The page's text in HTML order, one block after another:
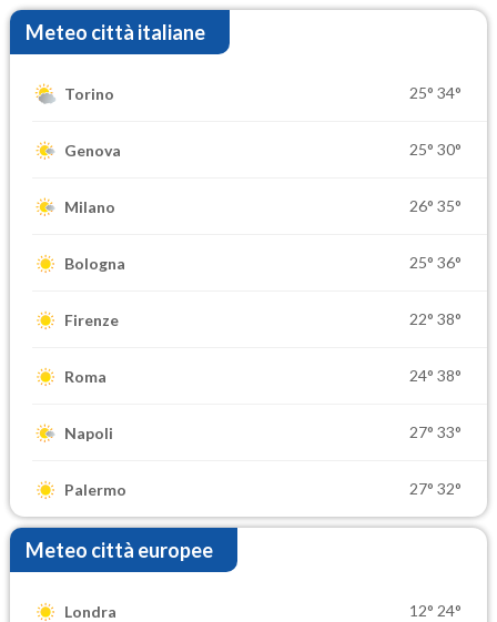
Meteo città italiane
Torino 25° 34°
Genova 25° 30°
Milano 26° 35°
Bologna 25° 36°
Firenze 22° 38°
Roma 24° 38°
Napoli 27° 33°
Palermo 27° 32°
Meteo città europee
Londra 12° 24°